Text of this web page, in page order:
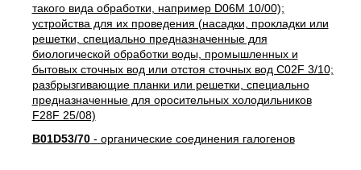
такого вида обработки, например D06M 10/00);
устройства для их проведения (насадки, прокладки или
решетки, специально предназначенные для
биологической обработки воды, промышленных и
бытовых сточных вод или отстоя сточных вод C02F 3/10;
разбрызгивающие планки или решетки, специально
предназначенные для оросительных холодильников
F28F 25/08)
B01D53/70- органические соединения галогенов